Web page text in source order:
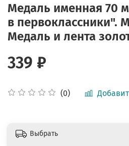
Медаль именная 70
в первоклассники".
Медаль и лента
(0)
339 ₽
Выбрать